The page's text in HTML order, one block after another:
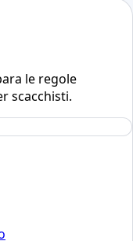
le regole
scacchisti.